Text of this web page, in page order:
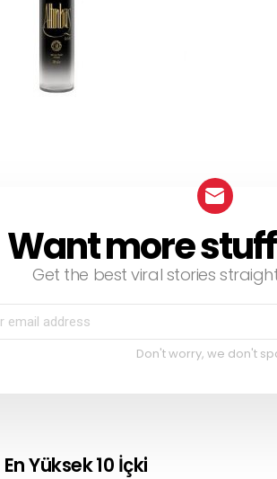
Want more
Get the best viral stories
Don't worry, we don't
Yüksek 10 İçki